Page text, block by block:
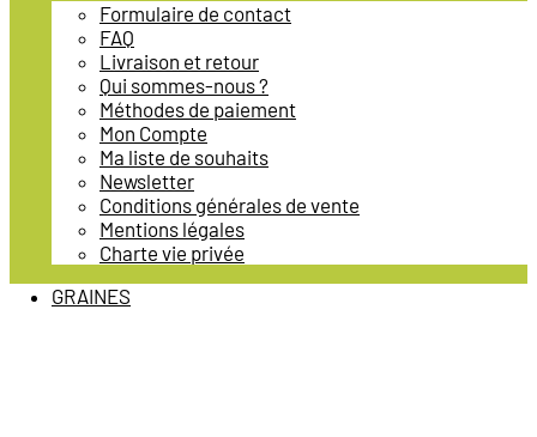
Formulaire de contact
FAQ
Livraison et retour
Qui sommes-nous ?
Méthodes de paiement
Mon Compte
Ma liste de souhaits
Newsletter
Conditions générales de vente
Mentions légales
Charte vie privée
GRAINES